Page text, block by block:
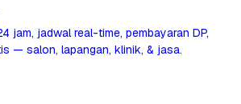
jam, jadwal real-time, pembayaran DP,
— salon, lapangan, klinik, & jasa.